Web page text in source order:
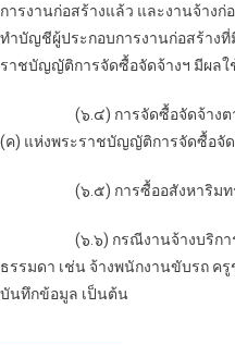
การงานก่อสร้างแล้ว และงานจ้าง
ทำบัญชีผู้ประกอบการงานก่อสร้าง
ราชบัญญัติการจัดซื้อจัดจ้างฯ มีผลใ
(๖.๔) การจัดซื้อจัดจ้างตามม
(ค) แห่งพระราชบัญญัติการจัดซื้อจั
(๖.๕) การซื้ออสังหาริมทรัพย์
(๖.๖) กรณีงานจ้างบริการหรื
ธรรมดา เช่น จ้างพนักงานขับรถ ค
บันทึกข้อมูล เป็นต้น